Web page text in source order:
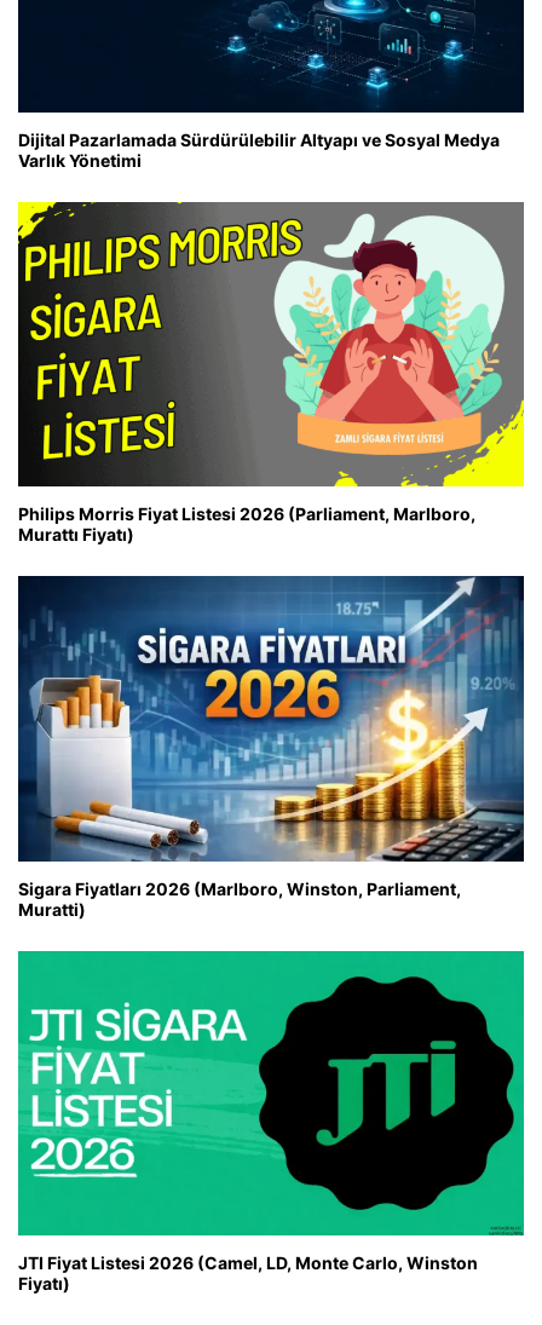
Dijital Pazarlamada Sürdürülebilir Altyapı ve Sosyal Medya
Varlık Yönetimi
Philips Morris Fiyat Listesi 2026 (Parliament, Marlboro,
Murattı Fiyatı)
Sigara Fiyatları 2026 (Marlboro, Winston, Parliament,
Muratti)
JTI Fiyat Listesi 2026 (Camel, LD, Monte Carlo, Winston
Fiyatı)